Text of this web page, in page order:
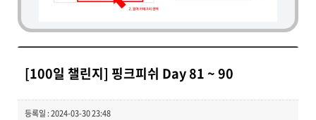
[100일 챌린지] 핑크피쉬 Day 81 ~ 90
등록일 : 2024-03-30 23:48